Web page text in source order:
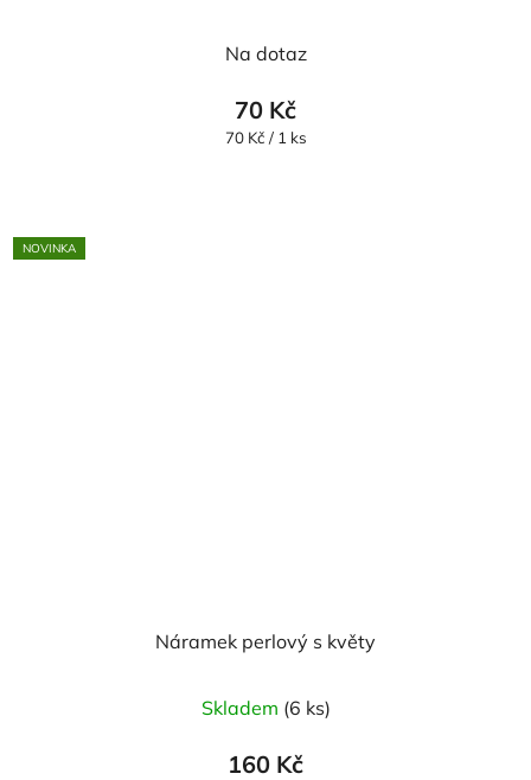
Na dotaz
70 Kč
Měrná
70 Kč / 1 ks
NOVINKA
Náramek perlový s květy
Skladem (6 ks)
160 Kč